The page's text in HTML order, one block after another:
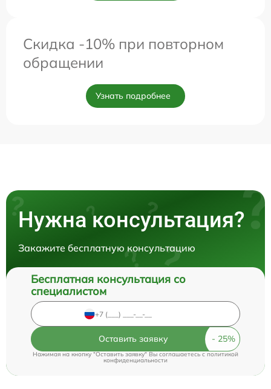
Скидка -10% при повторном
обращении
Узнать подробнее
Нужна консультация?
Закажите бесплатную консультацию
Бесплатная консультация со
специалистом
Оставить заявку
Нажимая на кнопку "Оставить заявку" Вы соглашаетесь cполитикой
конфиденциальности